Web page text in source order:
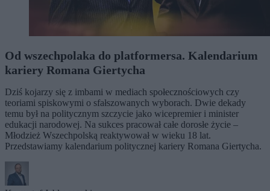
Od wszechpolaka do platformersa. Kalendarium
kariery Romana Giertycha
Dziś kojarzy się z imbami w mediach społecznościowych czy
teoriami spiskowymi o sfałszowanych wyborach. Dwie dekady
temu był na politycznym szczycie jako wicepremier i minister
edukacji narodowej. Na sukces pracował całe dorosłe życie –
Młodzież Wszechpolską reaktywował w wieku 18 lat.
Przedstawiamy kalendarium politycznej kariery Romana Giertycha.